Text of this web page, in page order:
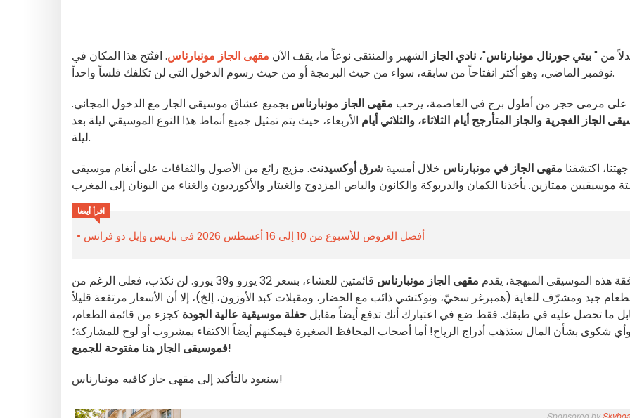
من "بيتي جورنال مونبارناس"، نادي الجاز الشهير والمنتقى نوعاً ما، يقف الآن مقهى الجاز مونبارناس. افتُتح هذا المكان في
نوفمبر الماضي، وهو أكثر انفتاحاً من سابقه، سواء من حيث البرمجة أو من حيث رسوم الدخول التي لن تكلفك فلساً واحداً.
على مرمى حجر من أطول برج في العاصمة، يرحب مقهى الجاز مونبارناس بجميع عشاق موسيقى الجاز مع الدخول المجاني.
الجاز الغجرية والجاز المتأرجح أيام الثلاثاء، والثلاثي أيام الأربعاء، حيث يتم تمثيل جميع أنماط هذا النوع الموسيقي ليلة بعد
ليلة.
اكتشفنا مقهى الجاز في مونبارناس خلال أمسية شرق أوكسيدنت. مزيج رائع من الأصول والثقافات على أنغام موسيقى
اقرأ أيضا
أفضل العروض للأسبوع من 10 إلى 16 أغسطس 2026 في باريس وإيل دو فرانس
هذه الموسيقى المبهجة، يقدم مقهى الجاز مونبارناس
قائمتين للعشاء، بسعر 32 يورو و39 يورو. لن نكذب، فعلى الرغم من
جيد ومشرّف للغاية (همبرغر سخيّ، ونوكتشي ذائب مع الخضار، ومقبلات كبد الأوزون، إلخ)، إلا أن الأسعار مرتفعة قليلاً
ما تحصل عليه في طبقك. فقط ضع في اعتبارك أنك تدفع أيضاً مقابل حفلة موسيقية عالية الجودة كجزء من قائمة الطعام،
شكوى بشأن المال ستذهب أدراج الرياح! أما أصحاب المحافظ الصغيرة فيمكنهم أيضاً الاكتفاء بمشروب أو لوح للمشاركة؛
فموسيقى الجاز هنا
مفتوحة للجميع!
سنعود بالتأكيد إلى مقهى جاز كافيه مونبارناس!